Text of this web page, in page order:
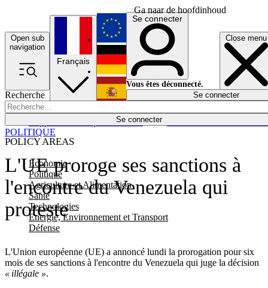
Ga naar de hoofdinhoud
Open sub
navigation
Close menu
Recherche
Se connecter
POLICY AREAS
Economie
Politique
Agriculture et Alimentation
Santé
Technologies
Energie, Environnement et Transport
Défense
Économie
Français
English
Deutsch
Español
Se connecter
Vous êtes déconnecté.
Se connecter
L'UE proroge ses sanctions à
l'encontre du Venezuela qui
proteste
L'Union européenne (UE) a annoncé lundi la prorogation pour six
mois de ses sanctions à l'encontre du Venezuela qui juge la décision
« illégale ».
POLITIQUE